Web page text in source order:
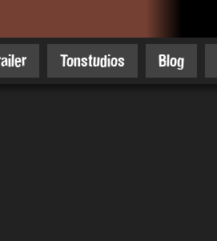
Tonstudios Blog